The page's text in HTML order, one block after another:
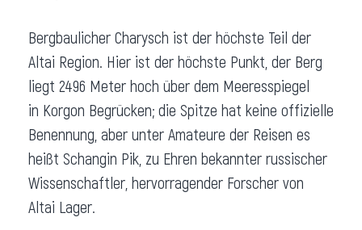
Bergbaulicher Charysch ist der höchste Teil der
Altai Region. Hier ist der höchste Punkt, der Berg
liegt 2496 Meter hoch über dem Meeresspiegel
in Korgon Begrücken; die Spitze hat keine offizielle
Benennung, aber unter Amateure der Reisen es
heißt Schangin Pik, zu Ehren bekannter russischer
Wissenschaftler, hervorragender Forscher von
Altai Lager.